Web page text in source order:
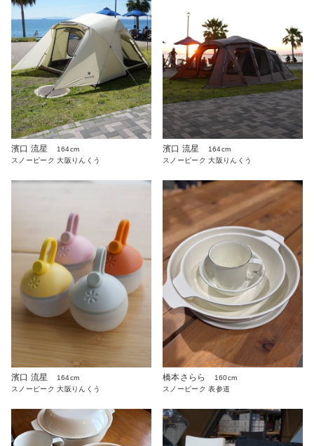
濱口 流星
164cm
スノーピーク 大阪りんくう
濱口 流星
164cm
スノーピーク 大阪りんくう
濱口 流星
164cm
スノーピーク 大阪りんくう
橋本さらら
160cm
スノーピーク 表参道